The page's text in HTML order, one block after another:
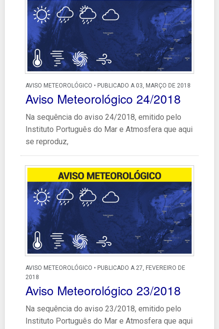
AVISO METEOROLÓGICO • PUBLICADO A 03, MARÇO DE 2018
Aviso Meteorológico 24/2018
Na sequência do aviso 24/2018, emitido pelo
Instituto Português do Mar e Atmosfera que aqui
se reproduz,
AVISO METEOROLÓGICO • PUBLICADO A 27, FEVEREIRO DE
2018
Aviso Meteorológico 23/2018
Na sequência do aviso 23/2018, emitido pelo
Instituto Português do Mar e Atmosfera que aqui